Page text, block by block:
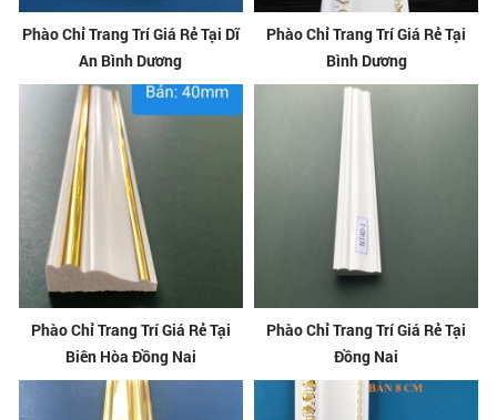
Phào Chỉ Trang Trí Giá Rẻ Tại Dĩ
An Bình Dương
Phào Chỉ Trang Trí Giá Rẻ Tại
Bình Dương
Phào Chỉ Trang Trí Giá Rẻ Tại
Biên Hòa Đồng Nai
Phào Chỉ Trang Trí Giá Rẻ Tại
Đồng Nai